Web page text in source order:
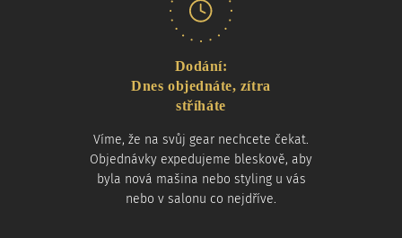
Dodání:
Dnes objednáte, zítra
stříháte
Víme, že na svůj gear nechcete čekat.
Objednávky expedujeme bleskově, aby
byla nová mašina nebo styling u vás
nebo v salonu co nejdříve.